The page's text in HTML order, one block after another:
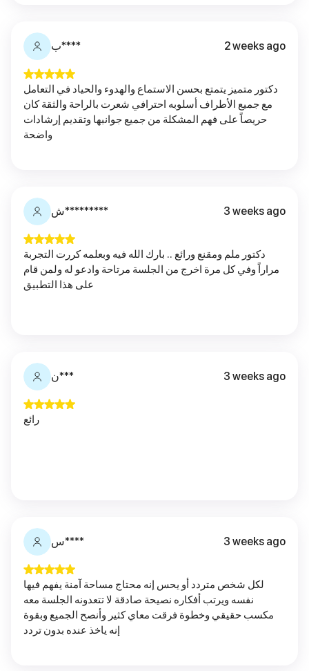
ب**** 2 weeks ago
دكتور متميز يتمتع بحسن الاستماع والهدوء والحياد في التعامل
مع جميع الأطراف أسلوبه احترافي شعرت بالراحة والثقة كان
حريصاً على فهم المشكلة من جميع جوانبها وتقديم إرشادات
واضحة
ش********* 3 weeks ago
دكتور ملم ومقنع ورائع .. بارك الله فيه وبعلمه كررت التجربة
مراراً وفي كل مرة اخرج من الجلسة مرتاحة وادعو له ولمن قام
على هذا التطبيق
ن*** 3 weeks ago
رائع
س**** 3 weeks ago
لكل شخص متردد أو يحس إنه محتاج مساحة آمنة يفهم فيها
نفسه ويرتب أفكاره نصيحة صادقة لا تتعدونه الجلسة معه
مكسب حقيقي وخطوة فرقت معاي كثير وأنصح الجميع وبقوة
إنه ياخذ عنده بدون تردد